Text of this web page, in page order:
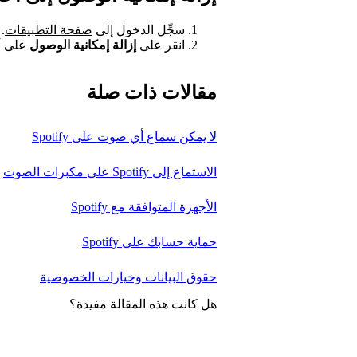
سجِّل الدخول إلى صفحة التطبيقات.
انقر على إزالة إمكانية الوصول على
مقالات ذات صلة
لا يمكن سماع أي صوت على Spotify
الاستماع إلى Spotify على مكبرات الصوت
الأجهزة المتوافقة مع Spotify
حماية حسابك على Spotify
حقوق البيانات وخيارات الخصوصية
هل كانت هذه المقالة مفيدة؟